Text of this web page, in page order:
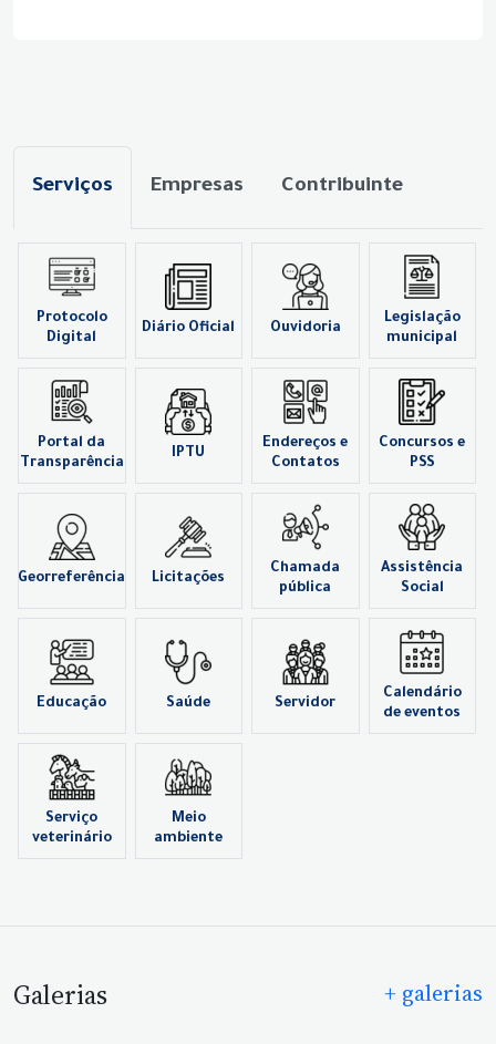
Serviços Empresas Contribuinte
Protocolo
Digital
Diário Oficial Ouvidoria
Legislação
municipal
Portal da
Transparência
IPTU
Endereços e
Contatos
Concursos e
PSS
Georreferência Licitações
Chamada
pública
Assistência
Social
Educação Saúde Servidor
Calendário
de eventos
Serviço
veterinário
Meio
ambiente
Galerias + galerias